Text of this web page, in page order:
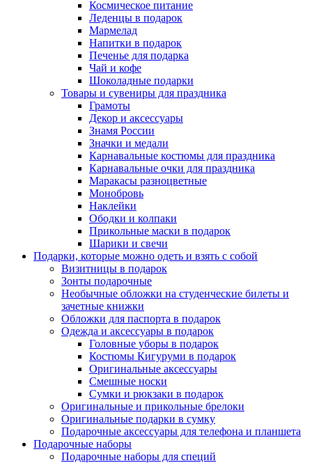
Космическое питание
Леденцы в подарок
Мармелад
Напитки в подарок
Печенье для подарка
Чай и кофе
Шоколадные подарки
Товары и сувениры для праздника
Грамоты
Декор и аксессуары
Знамя России
Значки и медали
Карнавальные костюмы для праздника
Карнавальные очки для праздника
Маракасы разноцветные
Монобровь
Наклейки
Ободки и колпаки
Прикольные маски в подарок
Шарики и свечи
Подарки, которые можно одеть и взять с собой
Визитницы в подарок
Зонты подарочные
Необычные обложки на студенческие билеты и
зачетные книжки
Обложки для паспорта в подарок
Одежда и аксессуары в подарок
Головные уборы в подарок
Костюмы Кигуруми в подарок
Оригинальные аксессуары
Смешные носки
Сумки и рюкзаки в подарок
Оригинальные и прикольные брелоки
Оригинальные подарки в сумку
Подарочные аксессуары для телефона и планшета
Подарочные наборы
Подарочные наборы для специй